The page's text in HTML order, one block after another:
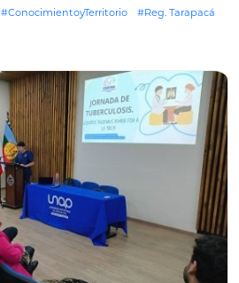
#ConocimientoyTerritorio
#Reg. Tarapacá